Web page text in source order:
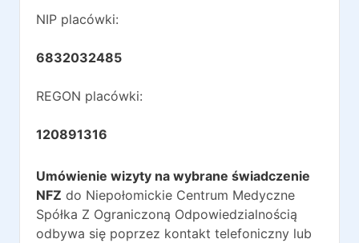
NIP placówki:
6832032485
REGON placówki:
120891316
Umówienie wizyty na wybrane świadczenie
NFZ do Niepołomickie Centrum Medyczne
Spółka Z Ograniczoną Odpowiedzialnością
odbywa się poprzez kontakt telefoniczny lub